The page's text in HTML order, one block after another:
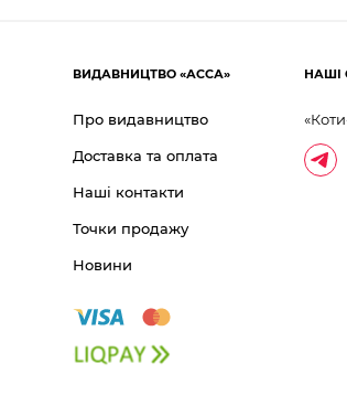
ВИДАВНИЦТВО «АССА»
Про видавництво
Доставка та оплата
Наші контакти
Точки продажу
Новини
НАШІ